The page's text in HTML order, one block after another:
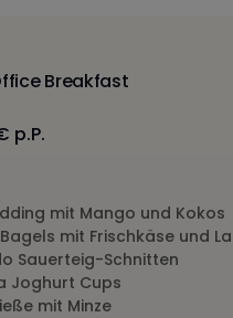
Breakfast
p.P.
mit Mango und Kokos
mit Frischkäse und
Sauerteig-Schnitten
Joghurt Cups
mit Minze